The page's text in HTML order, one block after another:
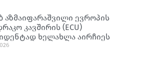
აზმაიფარაშვილი ევროპის
კავშირის (ECU)
ხელახლა აირჩიეს